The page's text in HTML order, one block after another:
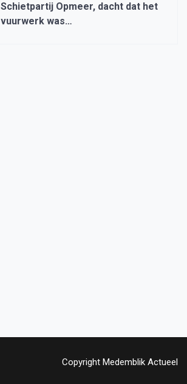
Schietpartij Opmeer, dacht dat het
vuurwerk was…
Copyright Medemblik Actueel